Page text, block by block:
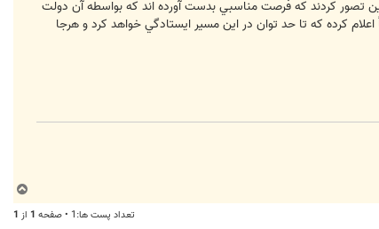
تصور كردند كه فرصت مناسبي بدست آورده اند كه بواسطه آن دولت
كرده كه تا حد توان در اين مسير ايستادگي خواهد كرد و هرجا
ا
تعداد پست ها:1 • صفحه 1 از 1